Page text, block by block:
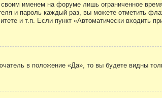
именем на форуме лишь ограниченное
и пароль каждый раз, вы можете отметить
и т.п. Если пункт «Автоматически входить
в положение «Да», то вы будете видны